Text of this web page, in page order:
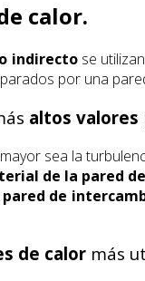
calor.
indirectose
por una
altos valores
sea la
de la pared
pared de
de calor más